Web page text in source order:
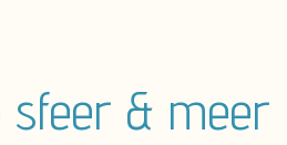
sfeer & meer